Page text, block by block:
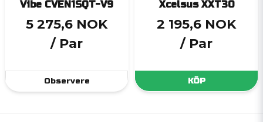
Vibe CVEN1SQT-V9
5 275,6 NOK
/ Par
Observere
Xcelsus XXT30
2 195,6 NOK
/ Par
KÖP